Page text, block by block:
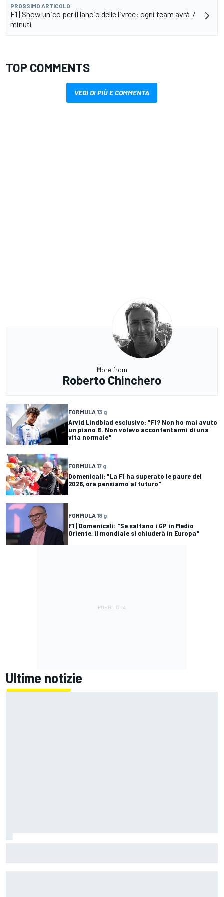
PROSSIMO ARTICOLO
F1 | Show unico per il lancio delle livree: ogni team avrà 7
minuti
TOP COMMENTS
VEDI DI PIÙ E COMMENTA
More from
Roberto Chinchero
FORMULA 13 g
Arvid Lindblad esclusivo: "F1? Non ho mai avuto
un piano B. Non volevo accontentarmi di una
vita normale"
FORMULA 17 g
Domenicali: "La F1 ha superato le paure del
2026, ora pensiamo al futuro"
FORMULA 18 g
F1 | Domenicali: "Se saltano i GP in Medio
Oriente, il mondiale si chiuderà in Europa"
Ultime notizie